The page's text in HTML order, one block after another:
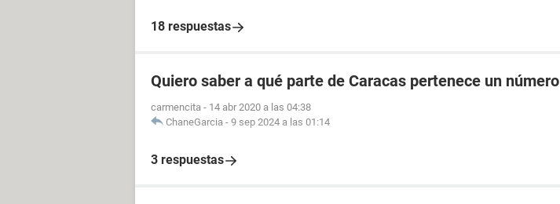
18 respuestas
Quiero saber a qué parte de Caracas pertenece un número
carmencita - 14 abr 2020 a las 04:38
ChaneGarcia - 9 sep 2024 a las 01:14
3 respuestas